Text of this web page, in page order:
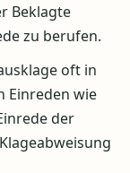
Beklagte
zu berufen.
oft in
Einreden wie
der